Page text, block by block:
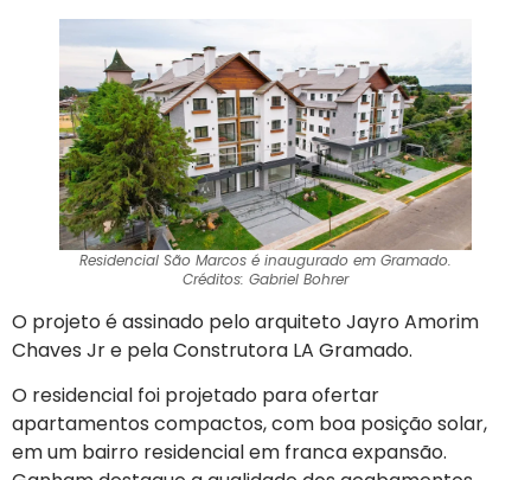
Residencial São Marcos é inaugurado em Gramado.
Créditos: Gabriel Bohrer
O projeto é assinado pelo arquiteto Jayro Amorim
Chaves Jr e pela Construtora LA Gramado.
O residencial foi projetado para ofertar
apartamentos compactos, com boa posição solar,
em um bairro residencial em franca expansão.